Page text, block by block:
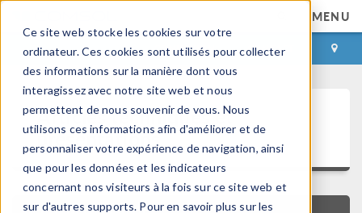
Ce site web stocke les cookies sur votre
ordinateur. Ces cookies sont utilisés pour collecter
des informations sur la manière dont vous
interagissez avec notre site web et nous
permettent de nous souvenir de vous. Nous
utilisons ces informations afin d'améliorer et de
personnaliser votre expérience de navigation, ainsi
que pour les données et les indicateurs
concernant nos visiteurs à la fois sur ce site web et
sur d'autres supports. Pour en savoir plus sur les
MENU
CONNEXION CONTACT
Articles techniques et
présentations